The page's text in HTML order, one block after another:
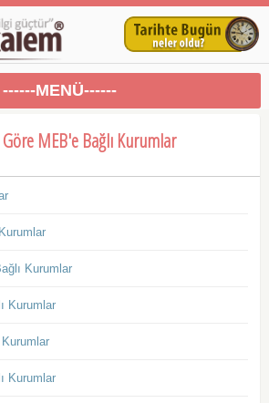
------MENÜ------
MEB'e Bağlı Kurumlar
Kurumlar
Kurumlar
Kurumlar